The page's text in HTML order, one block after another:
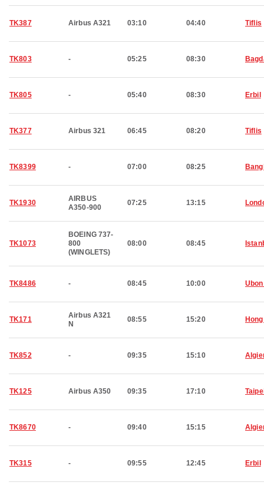
TK387 Airbus A321 03:10 04:40 Tiflis
TK803 - 05:25 08:30
TK805 - 05:40 08:30 Erbil
TK377 Airbus 321 06:45 08:20 Tiflis
TK8399 - 07:00 08:25
TK1930
AIRBUS
A350-900
07:25 13:15
TK1073
BOEING 737-
800
(WINGLETS)
08:00 08:45
TK8486 - 08:45 10:00
TK171
Airbus A321
N
08:55 15:20
TK852 - 09:35 15:10
TK125 Airbus A350 09:35 17:10
TK8670 - 09:40 15:15
TK315 - 09:55 12:45 Erbil